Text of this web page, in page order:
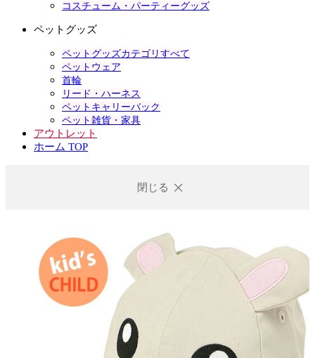
コスチューム・パーティーグッズ
ペットグッズ
ペットグッズカテゴリすべて
ペットウェア
首輪
リード・ハーネス
ペットキャリーバック
ペット雑貨・家具
アウトレット
ホーム TOP
閉じる